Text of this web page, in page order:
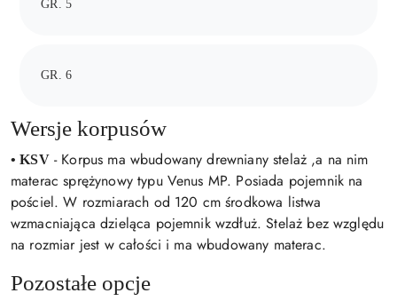
GR. 5
GR. 6
Wersje korpusów
• KSV- Korpus ma wbudowany drewniany stelaż ,a na nim
materac sprężynowy typu Venus MP. Posiada pojemnik na
pościel. W rozmiarach od 120 cm środkowa listwa
wzmacniająca dzieląca pojemnik wzdłuż. Stelaż bez względu
na rozmiar jest w całości i ma wbudowany materac.
Pozostałe opcje